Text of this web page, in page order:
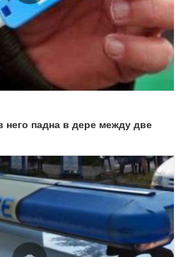
падна в дере между две